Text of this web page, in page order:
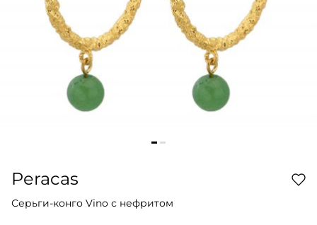
Peracas
Серьги-конго Vino с нефритом